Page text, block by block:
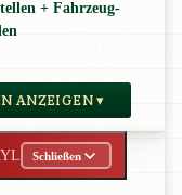
+ Fahrzeug-
ANZEIGEN ▾
Schließen